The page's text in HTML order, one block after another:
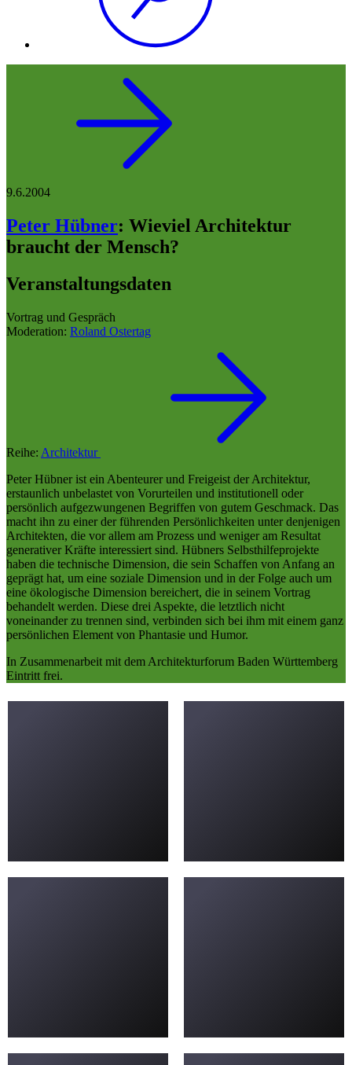
9.6.2004
Peter Hübner: Wieviel Architektur
braucht der Mensch?
Veranstaltungsdaten
Vortrag und Gespräch
Moderation: Roland Ostertag
Reihe: Architektur
Peter Hübner ist ein Abenteurer und Freigeist der Architektur,
erstaunlich unbelastet von Vorurteilen und institutionell oder
persönlich aufgezwungenen Begriffen von gutem Geschmack. Das
macht ihn zu einer der führenden Persönlichkeiten unter denjenigen
Architekten, die vor allem am Prozess und weniger am Resultat
generativer Kräfte interessiert sind. Hübners Selbsthilfeprojekte
haben die technische Dimension, die sein Schaffen von Anfang an
geprägt hat, um eine soziale Dimension und in der Folge auch um
eine ökologische Dimension bereichert, die in seinem Vortrag
behandelt werden. Diese drei Aspekte, die letztlich nicht
voneinander zu trennen sind, verbinden sich bei ihm mit einem ganz
persönlichen Element von Phantasie und Humor.
In Zusammenarbeit mit dem Architekturforum Baden Württemberg
Eintritt frei.